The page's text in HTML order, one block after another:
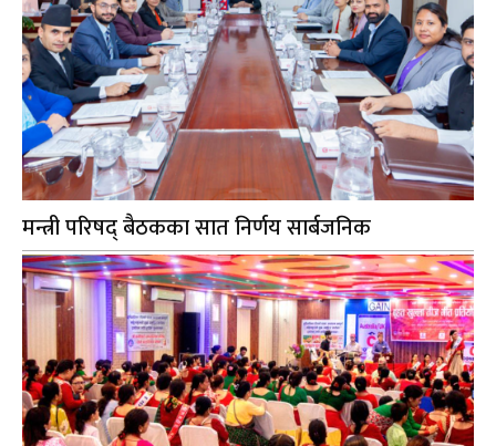
मन्त्री परिषद् बैठकका सात निर्णय सार्बजनिक